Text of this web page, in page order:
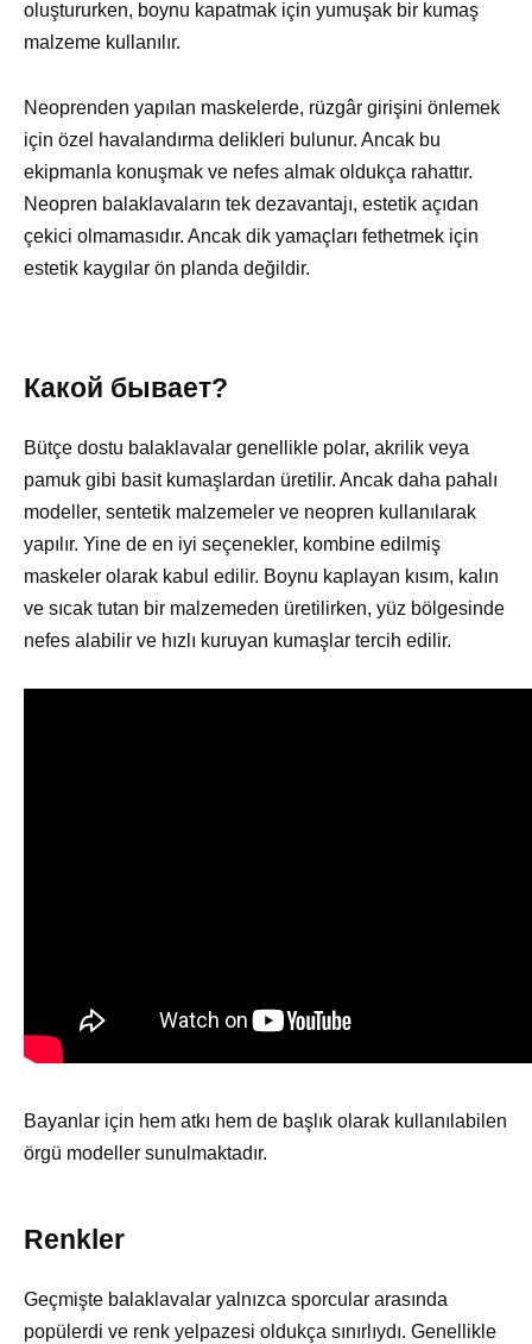
oluştururken, boynu kapatmak için yumuşak bir kumaş
malzeme kullanılır.
Neoprenden yapılan maskelerde, rüzgâr girişini önlemek
için özel havalandırma delikleri bulunur. Ancak bu
ekipmanla konuşmak ve nefes almak oldukça rahattır.
Neopren balaklavaların tek dezavantajı, estetik açıdan
çekici olmamasıdır. Ancak dik yamaçları fethetmek için
estetik kaygılar ön planda değildir.
Какой бывает?
Bütçe dostu balaklavalar genellikle polar, akrilik veya
pamuk gibi basit kumaşlardan üretilir. Ancak daha pahalı
modeller, sentetik malzemeler ve neopren kullanılarak
yapılır. Yine de en iyi seçenekler, kombine edilmiş
maskeler olarak kabul edilir. Boynu kaplayan kısım, kalın
ve sıcak tutan bir malzemeden üretilirken, yüz bölgesinde
nefes alabilir ve hızlı kuruyan kumaşlar tercih edilir.
Bayanlar için hem atkı hem de başlık olarak kullanılabilen
örgü modeller sunulmaktadır.
Renkler
Geçmişte balaklavalar yalnızca sporcular arasında
popülerdi ve renk yelpazesi oldukça sınırlıydı. Genellikle